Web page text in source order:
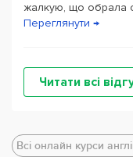
жалкую, що обрала
Переглянути →
Читати всі
Всі онлайн курси